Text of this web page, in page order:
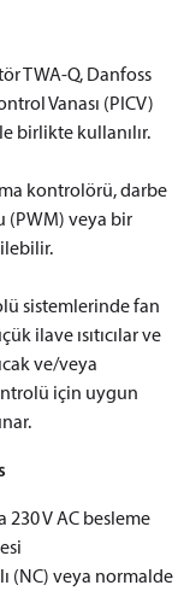
TWA-Q, Danfoss
Vanası (PICV)
birlikte kullanılır.
kontrolörü, darbe
(PWM) veya bir
sistemlerinde fan
ilave ısıtıcılar ve
ve/veya
için uygun
230 V AC besleme
(NC) veya normalde